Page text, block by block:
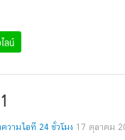
ลน์
วามไอที 24 ชั่วโมง 17 ตุลาคม